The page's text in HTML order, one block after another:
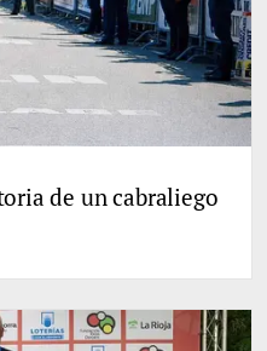
de un cabraliego